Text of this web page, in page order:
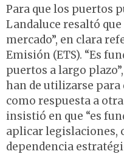
Para que los puertos
Landaluce resaltó
mercado”, en clara
Emisión (ETS). “Es
puertos a largo
han de utilizarse
como respuesta a
insistió en que “es
aplicar legislaciones,
dependencia